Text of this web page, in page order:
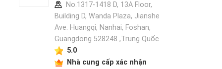
No.1317-1418 D, 13A Floor,
Building D, Wanda Plaza, Jianshe
Ave. Huangqi, Nanhai, Foshan,
Guangdong 528248 ,Trung Quốc
5.0
Nhà cung cấp xác nhận